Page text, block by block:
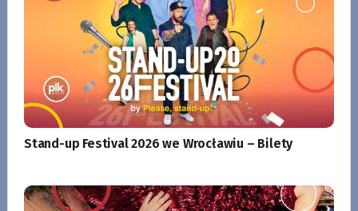
Stand-up Festival 2026 we Wrocławiu – Bilety